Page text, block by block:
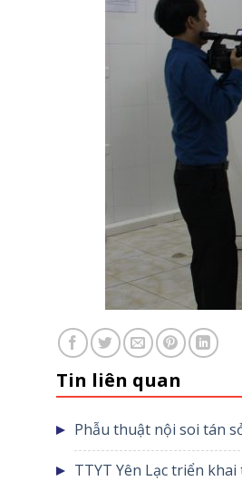
Tin liên quan
Phẫu thuật nội soi tán
TTYT Yên Lạc triển